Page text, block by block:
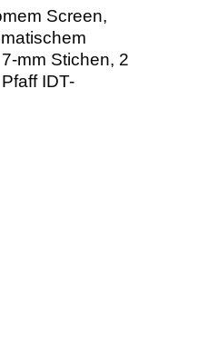
Screen,
mm Stichen, 2
IDT-